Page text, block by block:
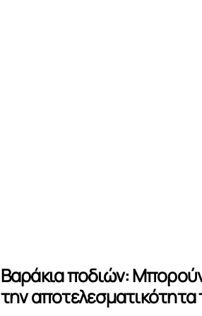
Βαράκια ποδιών:
την